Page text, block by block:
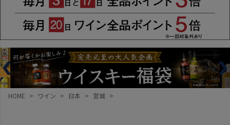
HOME ワイン 日本 宮城